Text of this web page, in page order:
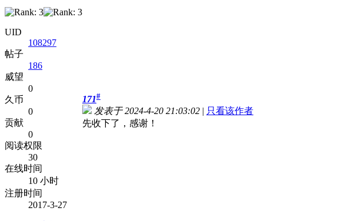
UID
108297
帖子
186
威望
0
久币
0
贡献
0
阅读权限
30
在线时间
10 小时
注册时间
2017-3-27
171#
发表于 2024-4-20 21:03:02 | 只看该作者
先收下了，感谢！